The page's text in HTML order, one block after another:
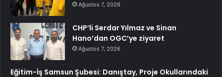
Ağustos 7, 2026
CHP’li Serdar Yılmaz ve Sinan
Hano’dan OGC’ye ziyaret
Ağustos 7, 2026
Eğitim-İş Samsun Şubesi: Danıştay, Proje Okullarındaki